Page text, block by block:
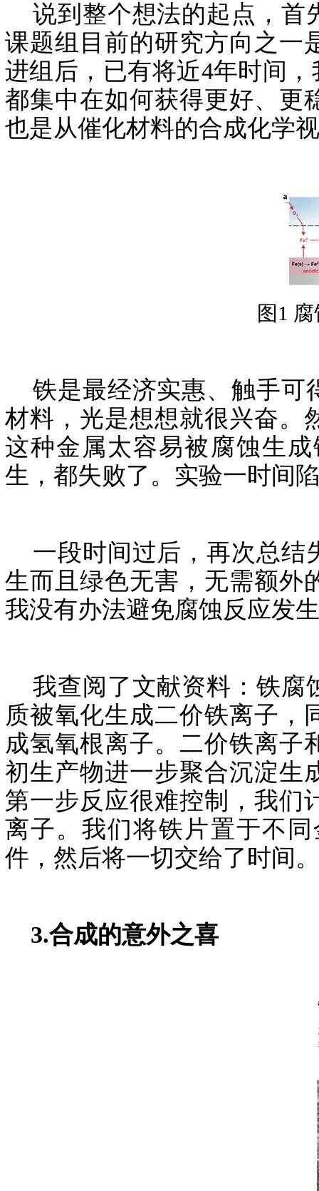
说到整个想法的起点，首
课题组目前的研究方向之一
进组后，已有将近4年时间
都集中在如何获得更好、更
也是从催化材料的合成化学
图1
铁是最经济实惠、触手可
材料，光是想想就很兴奋。
这种金属太容易被腐蚀生
生，都失败了。实验一时间
一段时间过后，再次总结
生而且绿色无害，无需额外
我没有办法避免腐蚀反应发
我查阅了文献资料：铁腐
质被氧化生成二价铁离子，
成氢氧根离子。二价铁离子
初生产物进一步聚合沉淀生
第一步反应很难控制，我
离子。我们将铁片置于不
件，然后将一切交给了时间。
3.合成的意外之喜